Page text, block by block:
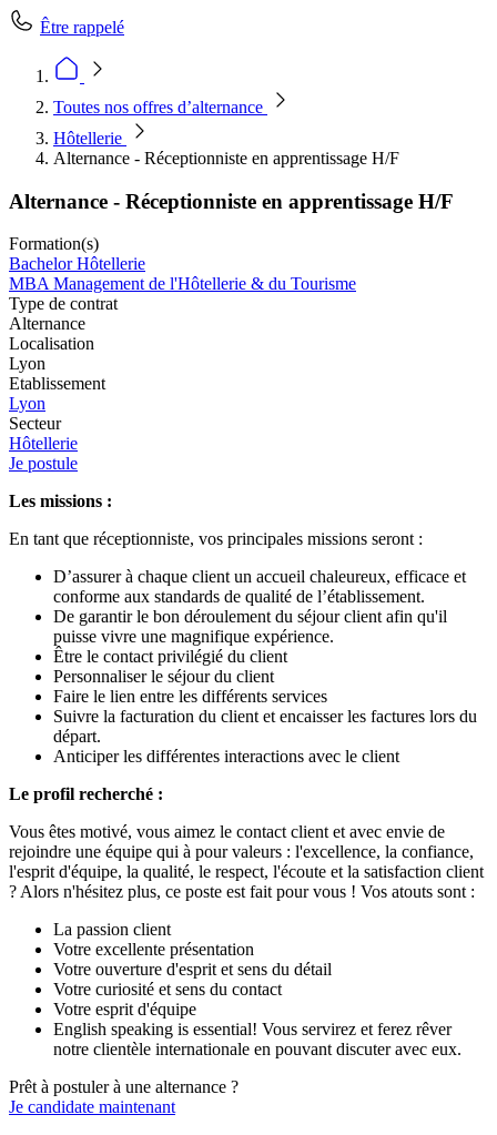
Être rappelé
Toutes nos offres d’alternance
Hôtellerie
Alternance - Réceptionniste en apprentissage H/F
Alternance - Réceptionniste en apprentissage H/F
Formation(s)
Bachelor Hôtellerie
MBA Management de l'Hôtellerie & du Tourisme
Type de contrat
Alternance
Localisation
Lyon
Etablissement
Lyon
Secteur
Hôtellerie
Je postule
Les missions :
En tant que réceptionniste, vos principales missions seront :
D’assurer à chaque client un accueil chaleureux, efficace et
conforme aux standards de qualité de l’établissement.
De garantir le bon déroulement du séjour client afin qu'il
puisse vivre une magnifique expérience.
Être le contact privilégié du client
Personnaliser le séjour du client
Faire le lien entre les différents services
Suivre la facturation du client et encaisser les factures lors du
départ.
Anticiper les différentes interactions avec le client
Le profil recherché :
Vous êtes motivé, vous aimez le contact client et avec envie de
rejoindre une équipe qui à pour valeurs : l'excellence, la confiance,
l'esprit d'équipe, la qualité, le respect, l'écoute et la satisfaction client
? Alors n'hésitez plus, ce poste est fait pour vous ! Vos atouts sont :
La passion client
Votre excellente présentation
Votre ouverture d'esprit et sens du détail
Votre curiosité et sens du contact
Votre esprit d'équipe
English speaking is essential! Vous servirez et ferez rêver
notre clientèle internationale en pouvant discuter avec eux.
Prêt à postuler à une alternance ?
Je candidate maintenant